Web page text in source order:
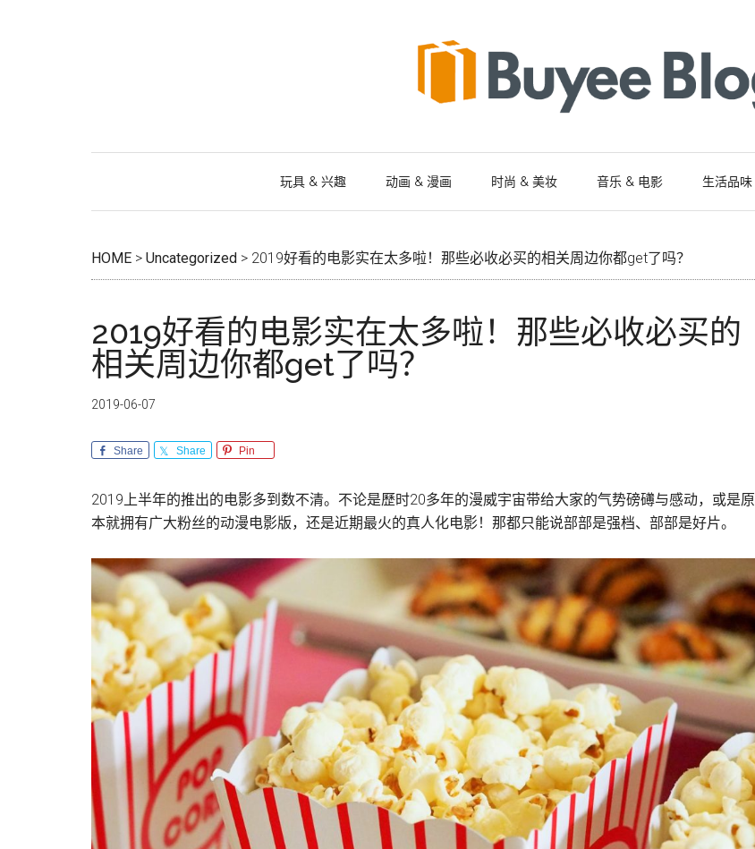
玩具 & 兴趣 动画 & 漫画 时尚 & 美妆 音乐 & 电影 生活品味
HOME > Uncategorized > 2019好看的电影实在太多啦！那些必收必买的相关周边你都get了吗？
2019好看的电影实在太多啦！那些必收必买的
相关周边你都get了吗？
2019-06-07
Share Share Pin
2019上半年的推出的电影多到数不清。不论是歷时20多年的漫威宇宙带给大家的气势磅礡与感动，或是原
本就拥有广大粉丝的动漫电影版，还是近期最火的真人化电影！那都只能说部部是强档、部部是好片。